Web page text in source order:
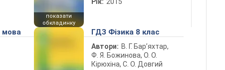
показати
обкладинку
мова
ГДЗ Фізика 8 клас
Автори: В. Г. Бар’яхтар,
Ф. Я. Божинова, О. О.
Кірюхіна, С. О. Довгий